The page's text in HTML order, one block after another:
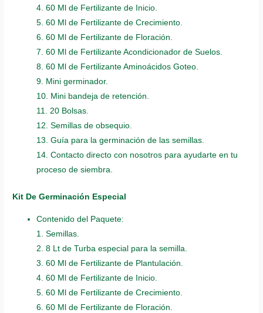
4. 60 Ml de Fertilizante de Inicio.
5. 60 Ml de Fertilizante de Crecimiento.
6. 60 Ml de Fertilizante de Floración.
7. 60 Ml de Fertilizante Acondicionador de Suelos.
8. 60 Ml de Fertilizante Aminoácidos Goteo.
9. Mini germinador.
10. Mini bandeja de retención.
11. 20 Bolsas.
12. Semillas de obsequio.
13. Guía para la germinación de las semillas.
14. Contacto directo con nosotros para ayudarte en tu
proceso de siembra.
Kit De Germinación Especial
Contenido del Paquete:
1. Semillas.
2. 8 Lt de Turba especial para la semilla.
3. 60 Ml de Fertilizante de Plantulación.
4. 60 Ml de Fertilizante de Inicio.
5. 60 Ml de Fertilizante de Crecimiento.
6. 60 Ml de Fertilizante de Floración.